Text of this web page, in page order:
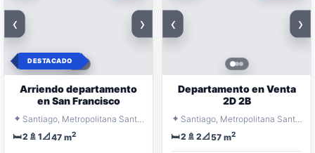
DESTACADO
‹ ›
Arriendo departamento
en San Francisco
⌖
Santiago, Metropolitana Santiago
🛏️2 🚿 1📐47 m2
‹ ›
Departamento en Venta
2D 2B
⌖
Santiago, Metropolitana Santiago
🛏️2 🚿 2📐57 m2